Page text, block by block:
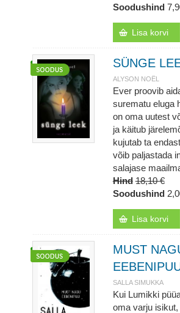
Soodushind
Lisa korvi
SÜNGE
ALYSON NOËL
Ever proovib
surematu eluga
on oma uutest
ja käitub
kujutab ta
võib paljastada
salajase
Hind 18,10 €
Soodushind
Lisa korvi
MUST
SALLA SIMUKKA
Kui Lumikki
oma varju